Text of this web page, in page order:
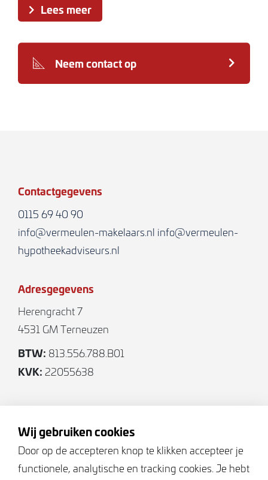
De hoger gelegen appartementen hebben een
gelegen appartementen aan landzijde hebben een
fraai uitzicht op het prachtige aan te leggen park.
mogelijkheid om de woonkamer te vergroten of
en slaapkamer.
Lees meer
Neem contact op
Contactgegevens
0115 69 40 90
info@vermeulen-makelaars.nl info@vermeulen-
hypotheekadviseurs.nl
Adresgegevens
Herengracht 7
4531 GM Terneuzen
BTW: 813.556.788.B01
KVK: 22055638
Keurmerken
Wij gebruiken cookies
Door op de accepteren knop te klikken accepteer je
functionele, analytische en tracking cookies. Je hebt